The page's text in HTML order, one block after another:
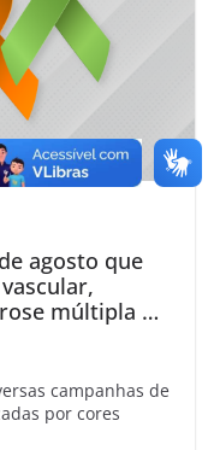
agosto que
múltipla e
campanhas de
por cores